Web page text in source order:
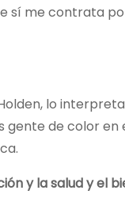
sí me contrata
lo
gente de color en
y la salud y el